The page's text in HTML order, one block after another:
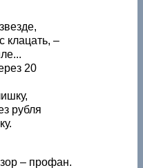
–
20
рубля
– профан.